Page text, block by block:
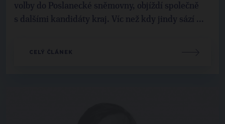
volby do Poslanecké sněmovny, objíždí společně
s dalšími kandidáty kraj. Víc než kdy jindy sází ...
CELÝ ČLÁNEK